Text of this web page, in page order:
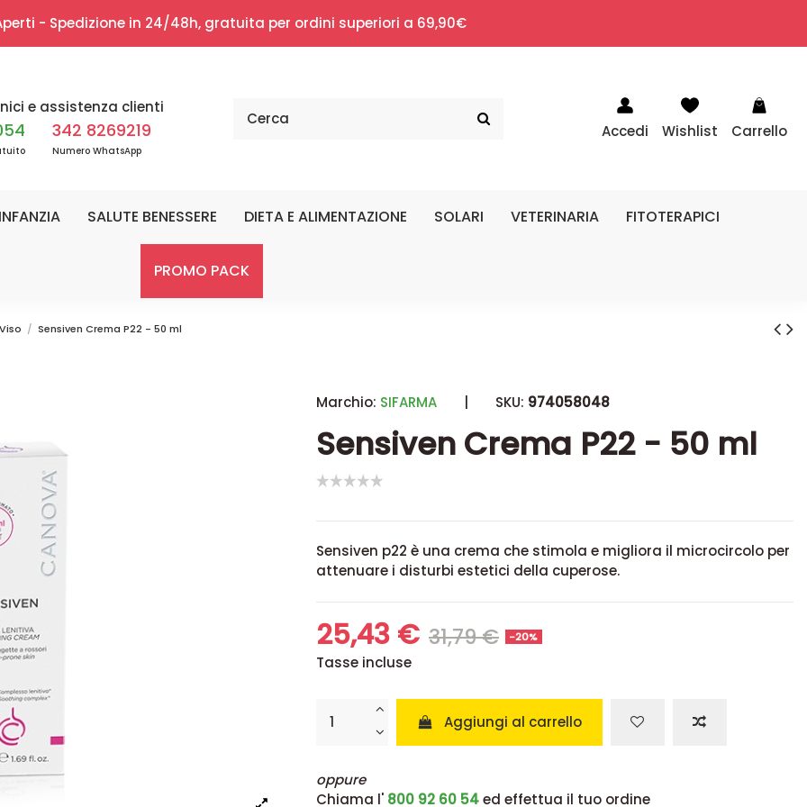
- Spedizione in 24/48h, gratuita per ordini superiori a 69,90€
e assistenza clienti
342 8269219
Numero WhatsApp
Accedi Wishlist Carrello
SALUTE BENESSERE DIETA E ALIMENTAZIONE SOLARI VETERINARIA FITOTERAPICI
PROMO PACK
Sensiven Crema P22 - 50 ml
Marchio: SIFARMA | SKU: 974058048
Sensiven Crema P22 - 50 ml
Sensiven p22 è una crema che stimola e migliora il microcircolo per
attenuare i disturbi estetici della cuperose.
25,43 € 31,79 € -20%
Tasse incluse
Aggiungi al carrello
oppure
Chiama l' 800 92 60 54ed effettua il tuo ordine